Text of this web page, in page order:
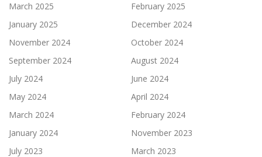
March 2025
February 2025
January 2025
December 2024
November 2024
October 2024
September 2024
August 2024
July 2024
June 2024
May 2024
April 2024
March 2024
February 2024
January 2024
November 2023
July 2023
March 2023